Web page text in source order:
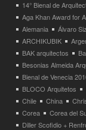
14° Bienal de
Aga Khan Award for
Alemania
Álvaro
ARCHIKUBIK
BAK arquitectos
Besonias Almeida
Bienal de Venecia
BLOCO Arquitetos
Chile
China
Corea
Corea del
Diller Scofidio +